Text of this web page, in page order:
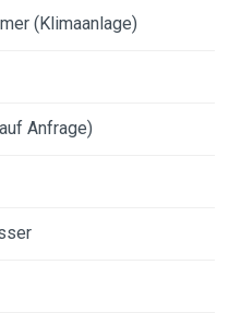
(Klimaanlage)
Anfrage)